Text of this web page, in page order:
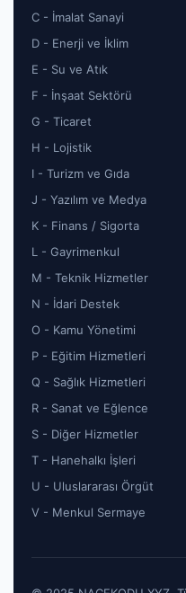
C - İmalat Sanayi
D - Enerji ve İklim
E - Su ve Atık
F - İnşaat Sektörü
G - Ticaret
H - Lojistik
I - Turizm ve Gıda
J - Yazılım ve Medya
K - Finans / Sigorta
L - Gayrimenkul
M - Teknik Hizmetler
N - İdari Destek
O - Kamu Yönetimi
P - Eğitim Hizmetleri
Q - Sağlık Hizmetleri
R - Sanat ve Eğlence
S - Diğer Hizmetler
T - Hanehalkı İşleri
U - Uluslararası Örgüt
V - Menkul Sermaye